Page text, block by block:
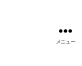
メニュー